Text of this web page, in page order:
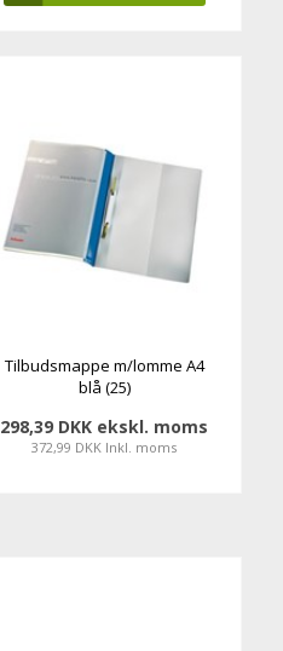
Tilbudsmappe m/lomme A4
blå (25)
298,39 DKK ekskl. moms
372,99 DKK Inkl. moms